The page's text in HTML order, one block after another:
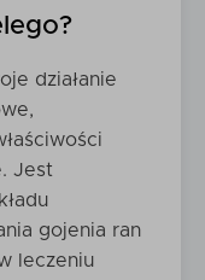
działanie
Jest
gojenia ran
leczeniu